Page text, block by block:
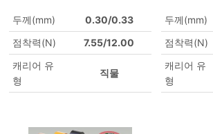
두께(mm)
0.30/0.33
점착력(N)
7.55/12.00
캐리어 유
형
직물
두께(mm)
점착력(N)
캐리어 유
형